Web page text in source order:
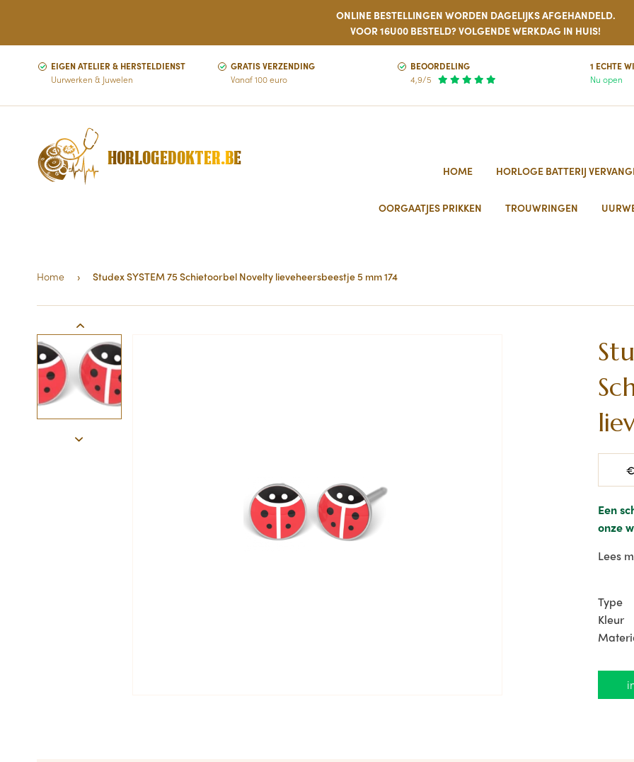
ONLINE BESTELLINGEN WORDEN DAGELIJKS AFGEHANDELD.
VOOR 16U00 BESTELD? VOLGENDE WERKDAG IN HUIS!
EIGEN ATELIER & HERSTELDIENST
Uurwerken & Juwelen
GRATIS VERZENDING
Vanaf 100 euro
BEOORDELING
4,9/5
1 ECHTE
Nu open
HORLOGEDOKTER.BE
HOME HORLOGE BATTERIJ
OORGAATJES PRIKKEN TROUWRINGEN
Home › Studex SYSTEM 75 Schietoorbel Novelty lieveheersbeestje 5 mm 174
Een
onze
je
Deze
mm
We
Deze
Lees
Type
Kleur